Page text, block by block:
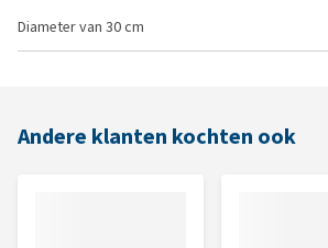
Diameter van 30 cm
Andere klanten kochten ook